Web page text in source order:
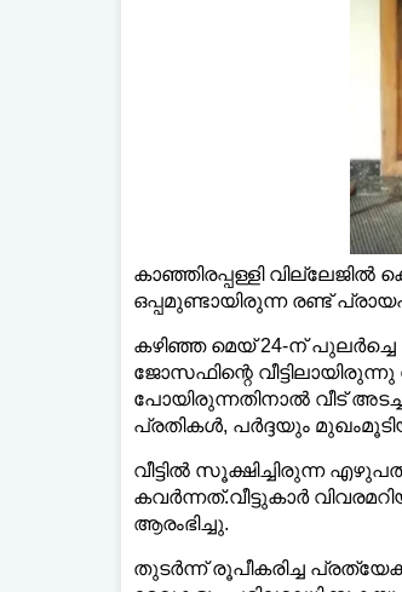
കാഞ്ഞിരപ്പള്ളി വില്ലേജിൽ
ഒപ്പമുണ്ടായിരുന്ന രണ്ട്
കഴിഞ്ഞ മെയ് 24-ന്
ജോസഫിന്റെ
പോയിരുന്നതിനാൽ വീട്
പ്രതികൾ, പർദ്ദയും
വീട്ടിൽ സൂക്ഷിച്ചിരുന്ന
കവർന്നത്.വീട്ടുകാർ
ആരംഭിച്ചു.
തുടർന്ന് രൂപീകരിച്ച